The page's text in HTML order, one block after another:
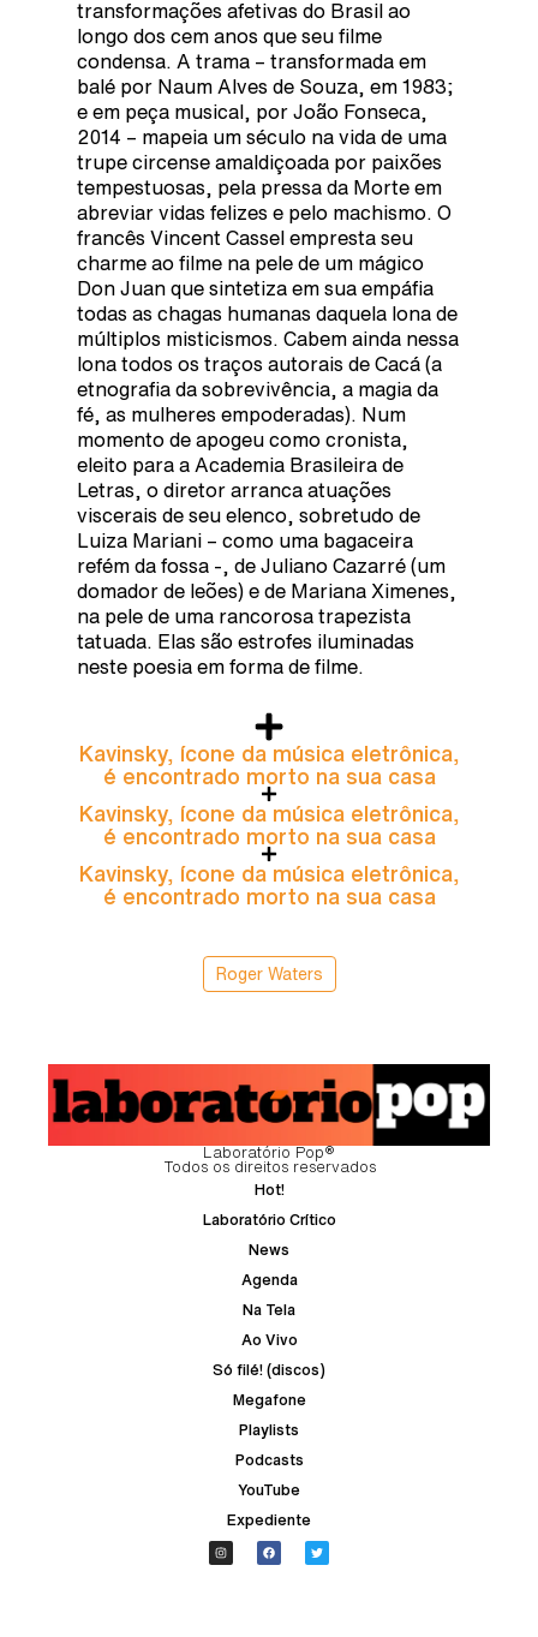
transformações afetivas do Brasil ao
longo dos cem anos que seu filme
condensa. A trama – transformada em
balé por Naum Alves de Souza, em 1983;
e em peça musical, por João Fonseca,
2014 – mapeia um século na vida de uma
trupe circense amaldiçoada por paixões
tempestuosas, pela pressa da Morte em
abreviar vidas felizes e pelo machismo. O
francês Vincent Cassel empresta seu
charme ao filme na pele de um mágico
Don Juan que sintetiza em sua empáfia
todas as chagas humanas daquela lona de
múltiplos misticismos. Cabem ainda nessa
lona todos os traços autorais de Cacá (a
etnografia da sobrevivência, a magia da
fé, as mulheres empoderadas). Num
momento de apogeu como cronista,
eleito para a Academia Brasileira de
Letras, o diretor arranca atuações
viscerais de seu elenco, sobretudo de
Luiza Mariani – como uma bagaceira
refém da fossa -, de Juliano Cazarré (um
domador de leões) e de Mariana Ximenes,
na pele de uma rancorosa trapezista
tatuada. Elas são estrofes iluminadas
neste poesia em forma de filme.
Kavinsky, ícone da música eletrônica,
é encontrado morto na sua casa
Kavinsky, ícone da música eletrônica,
é encontrado morto na sua casa
Kavinsky, ícone da música eletrônica,
é encontrado morto na sua casa
Roger Waters
Laboratório Pop®
Todos os direitos reservados
Hot!
Laboratório Crítico
News
Agenda
Na Tela
Ao Vivo
Só filé! (discos)
Megafone
Playlists
Podcasts
YouTube
Expediente